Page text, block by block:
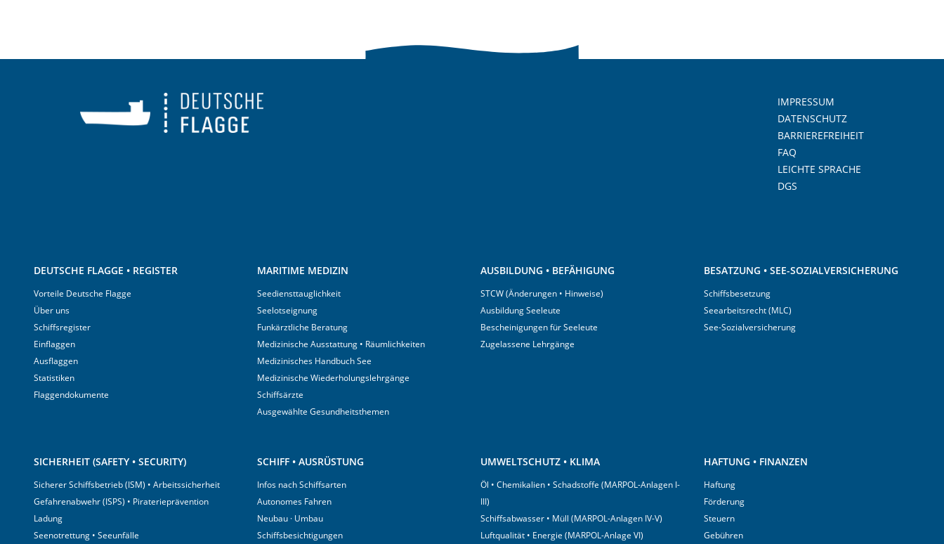
IMPRESSUM
DATENSCHUTZ
BARRIEREFREIHEIT
FAQ
LEICHTE SPRACHE
DGS
DEUTSCHE FLAGGE • REGISTER
Vorteile Deutsche Flagge
Über uns
Schiffsregister
Einflaggen
Ausflaggen
Statistiken
Flaggendokumente
MARITIME MEDIZIN
Seediensttauglichkeit
Seelotseignung
Funkärztliche Beratung
Medizinische Ausstattung • Räumlichkeiten
Medizinisches Handbuch See
Medizinische Wiederholungslehrgänge
Schiffsärzte
Ausgewählte Gesundheitsthemen
AUSBILDUNG • BEFÄHIGUNG
STCW (Änderungen • Hinweise)
Ausbildung Seeleute
Bescheinigungen für Seeleute
Zugelassene Lehrgänge
BESATZUNG • SEE-SOZIALVERSICHERUNG
Schiffsbesetzung
Seearbeitsrecht (MLC)
See-Sozialversicherung
SICHERHEIT (SAFETY • SECURITY)
Sicherer Schiffsbetrieb (ISM) • Arbeitssicherheit
Gefahrenabwehr (ISPS) • Piraterieprävention
Ladung
Seenotrettung • Seeunfälle
SCHIFF • AUSRÜSTUNG
Infos nach Schiffsarten
Autonomes Fahren
Neubau · Umbau
Schiffsbesichtigungen
UMWELTSCHUTZ • KLIMA
Öl • Chemikalien • Schadstoffe (MARPOL-Anlagen I-
III)
Schiffsabwasser • Müll (MARPOL-Anlagen IV-V)
Luftqualität • Energie (MARPOL-Anlage VI)
HAFTUNG • FINANZEN
Haftung
Förderung
Steuern
Gebühren